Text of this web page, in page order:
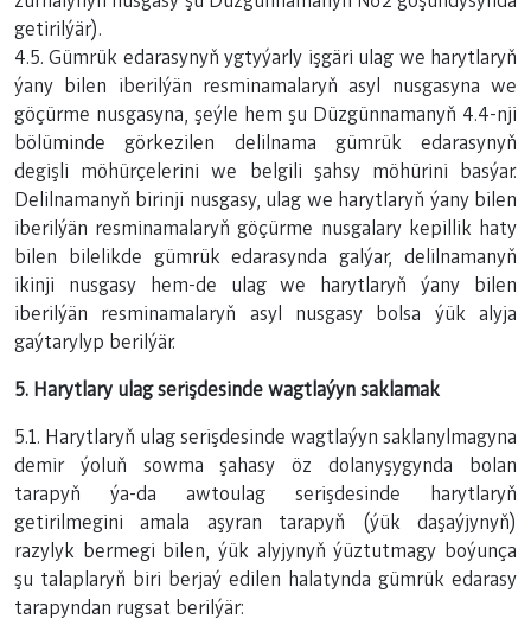
getirilýär).
4.5. Gümrük edarasynyň ygtyýarly işgäri ulag we harytlaryň
ýany bilen iberilýän resminamalaryň asyl nusgasyna we
göçürme nusgasyna, şeýle hem şu Düzgünnamanyň 4.4-nji
bölüminde görkezilen delilnama gümrük edarasynyň
degişli möhürçelerini we belgili şahsy möhürini basýar.
Delilnamanyň birinji nusgasy, ulag we harytlaryň ýany bilen
iberilýän resminamalaryň göçürme nusgalary kepillik haty
bilen bilelikde gümrük edarasynda galýar, delilnamanyň
ikinji nusgasy hem-de ulag we harytlaryň ýany bilen
iberilýän resminamalaryň asyl nusgasy bolsa ýük alyja
gaýtarylyp berilýär.
5. Harytlary ulag serişdesinde wagtlaýyn saklamak
5.1. Harytlaryň ulag serişdesinde wagtlaýyn saklanylmagyna
demir ýoluň sowma şahasy öz dolanyşygynda bolan
tarapyň ýa-da awtoulag serişdesinde harytlaryň
getirilmegini amala aşyran tarapyň (ýük daşaýjynyň)
razylyk bermegi bilen, ýük alyjynyň ýüztutmagy boýunça
şu talaplaryň biri berjaý edilen halatynda gümrük edarasy
tarapyndan rugsat berilýär: